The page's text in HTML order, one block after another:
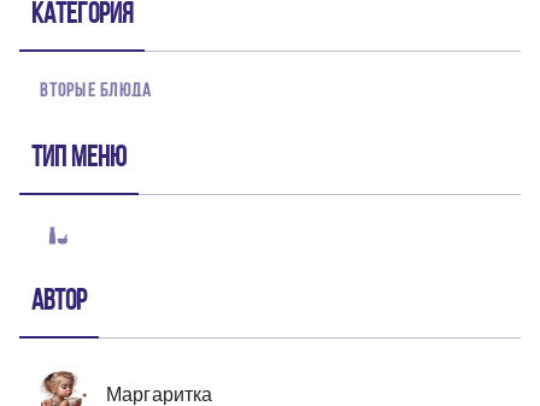
Категория
ВТОРЫЕ БЛЮДА
Тип меню
Автор
Маргаритка